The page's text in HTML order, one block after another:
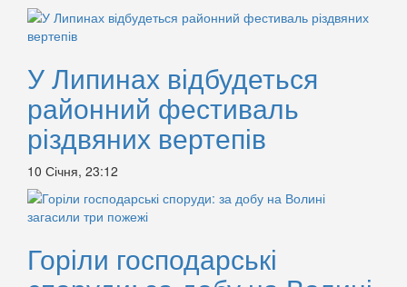
У Липинах відбудеться
районний фестиваль
різдвяних вертепів
10 Січня, 23:12
Горіли господарські